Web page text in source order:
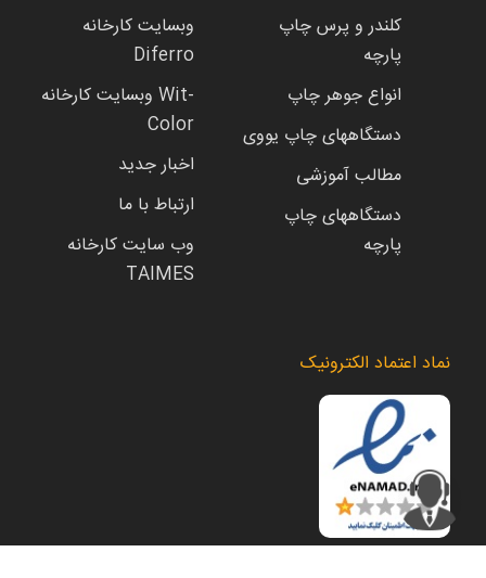
کلندر و پرس چاپ
پارچه
انواع جوهر چاپ
دستگاههای چاپ یووی
مطالب آموزشی
دستگاههای چاپ
پارچه
وبسایت کارخانه
Diferro
وبسایت کارخانه Wit-
Color
اخبار جدید
ارتباط با ما
وب سایت کارخانه
TAIMES
نماد اعتماد الکترونیک